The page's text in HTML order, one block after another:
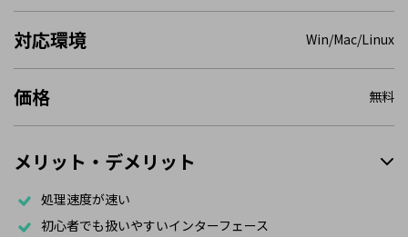
対応環境 Win/Mac/Linux
価格 無料
メリット・デメリット
処理速度が速い
初心者でも扱いやすいインターフェース